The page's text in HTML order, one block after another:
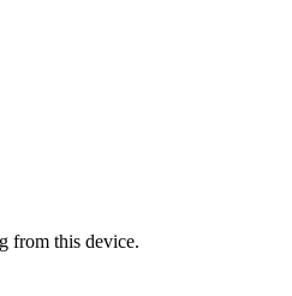
from this device.